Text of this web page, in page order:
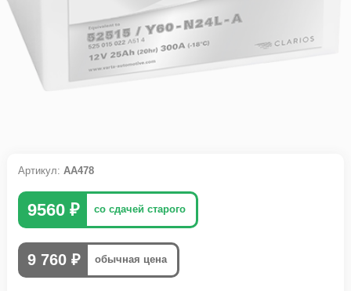
Артикул: АА478
9560 ₽ со сдачей старого
9 760 ₽ обычная цена